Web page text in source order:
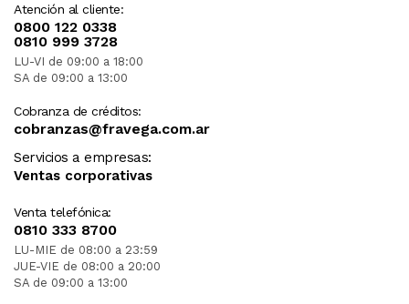
Atención al cliente:
0800 122 0338
0810 999 3728
LU-VI de 09:00 a 18:00
SA de 09:00 a 13:00
Cobranza de créditos:
cobranzas@fravega.com.ar
Servicios a empresas:
Ventas corporativas
Venta telefónica:
0810 333 8700
LU-MIE de 08:00 a 23:59
JUE-VIE de 08:00 a 20:00
SA de 09:00 a 13:00